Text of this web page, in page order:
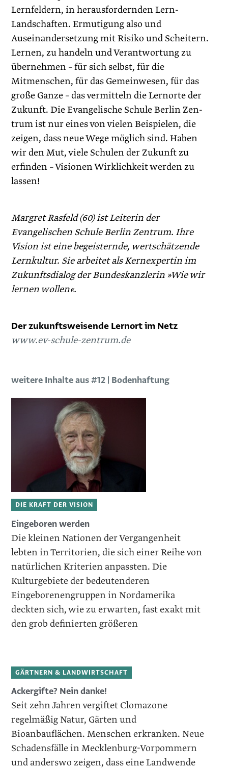
Lernfeldern, in herausfordernden Lern-
Landschaften. Ermuti­gung also und
Auseinandersetzung mit Risiko und Scheitern.
Lernen, zu handeln und Verantwortung zu
übernehmen – für sich selbst, für die
Mitmenschen, für das Gemeinwesen, für das
große Ganze – das vermitteln die Lernorte der
Zukunft. Die Evangelische Schule Berlin Zen­
trum ist nur eines von vielen Beispielen, die
zeigen, dass neue Wege möglich sind. Haben
wir den Mut, viele Schulen der Zukunft zu
erfinden – Visionen Wirklichkeit werden zu
lassen!
Margret Rasfeld (60) ist Leiterin der
Evangelischen Schule Berlin Zentrum. Ihre
Vision ist eine begeisternde, wertschätzende
Lernkultur. Sie arbeitet als Kernexpertin im
Zukunftsdialog der Bundeskanzlerin »Wie wir
lernen wollen«.
Der zukunftsweisende Lernort im Netz
www.ev-schule-zentrum.de
weitere Inhalte aus #12 | Bodenhaftung
DIE KRAFT DER VISION
Eingeboren werden
­Die kleinen Nationen der Vergangenheit
lebten in Territorien, die sich einer Reihe von
natürlichen Kriterien anpassten. Die
Kulturgebiete der bedeutenderen
Eingeborenengruppen in Nordamerika
deckten sich, wie zu erwarten, fast exakt mit
den grob definierten größeren
GÄRTNERN & LANDWIRTSCHAFT
Ackergifte? Nein danke!
Seit zehn Jahren vergiftet Clomazone
regelmäßig Natur, Gärten und
Bioanbauflächen. Menschen erkranken. Neue
Schadensfälle in Mecklenburg-Vorpommern
und anderswo zeigen, dass eine Landwende